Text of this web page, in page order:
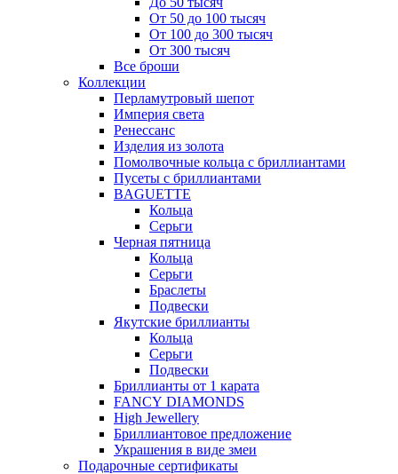
От 50 до 100 тысяч
От 100 до 300 тысяч
От 300 тысяч
Все броши
Коллекции
Перламутровый шепот
Империя света
Ренессанс
Изделия из золота
Помолвочные кольца с бриллиантами
Пусеты с бриллиантами
BAGUETTE
Кольца
Серьги
Черная пятница
Кольца
Серьги
Браслеты
Подвески
Якутские бриллианты
Кольца
Серьги
Подвески
Бриллианты от 1 карата
FANCY DIAMONDS
High Jewellery
Бриллиантовое предложение
Украшения в виде змеи
Подарочные сертификаты